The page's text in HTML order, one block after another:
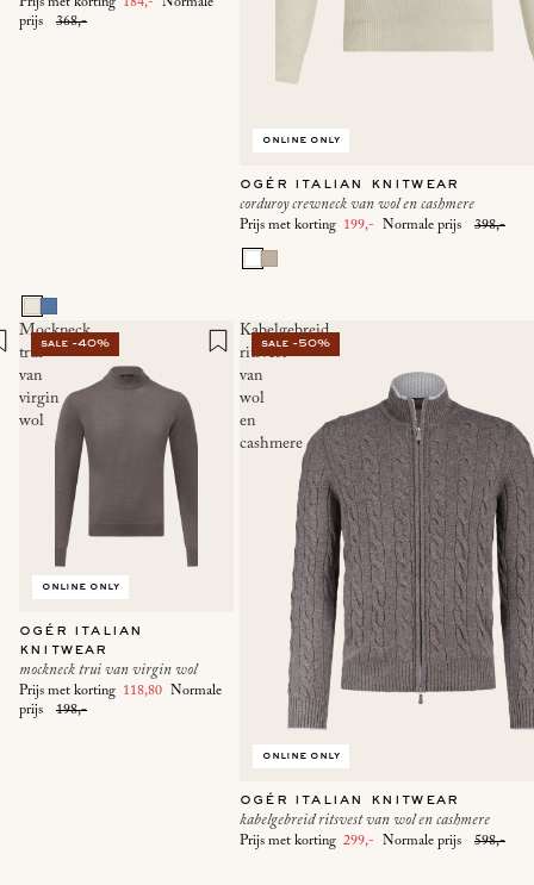
Prijs met korting 184,- Normale
prijs
368,-
online only
ogér italian knitwear
corduroy crewneck van wol en cashmere
Prijs met korting 199,- Normale prijs 398,-
Mockneck
trui
van
virgin
wol
sale -40%
online only
ogér italian
knitwear
mockneck trui van virgin wol
Prijs met korting 118,80 Normale
prijs
198,-
Kabelgebreid
ritsvest
van
wol
en
cashmere
sale -50%
online only
ogér italian knitwear
kabelgebreid ritsvest van wol en cashmere
Prijs met korting 299,- Normale prijs 598,-